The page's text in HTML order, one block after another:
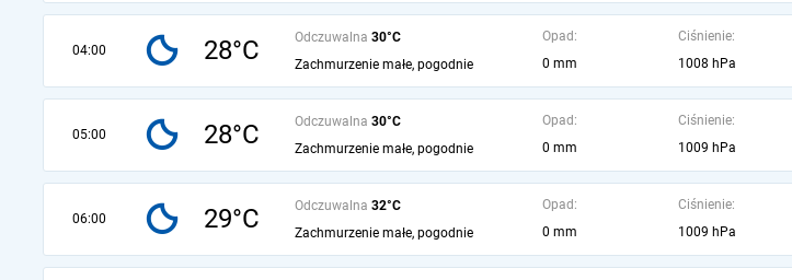
04:00 28°C Odczuwalna 30°C
Zachmurzenie małe, pogodnie
Opad:
0 mm
Ciśnienie:
1008 hPa
05:00 28°C Odczuwalna 30°C
Zachmurzenie małe, pogodnie
Opad:
0 mm
Ciśnienie:
1009 hPa
06:00 29°C Odczuwalna 32°C
Zachmurzenie małe, pogodnie
Opad:
0 mm
Ciśnienie:
1009 hPa